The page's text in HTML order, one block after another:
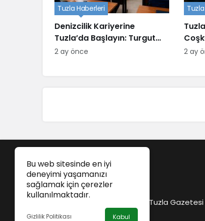
Denizcilik Kariyerine
Tuzla’da Başlayın: Turgut
Reis Eğitim Kurumu
Tuzla Haberleri
2 ay önce 2 ay
Bu web sitesinde en iyi
deneyimi yaşamanızı
sağlamak için çerezler
kullanılmaktadır.
Gizlilik Politikası Kabul
Tuzla